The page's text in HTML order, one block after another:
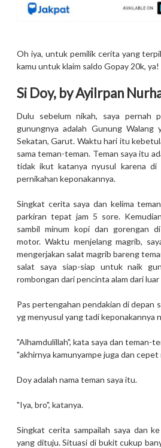
Oh iya, untuk pemilik cerita yang
kamu untuk klaim saldo Gopay 20k, ya!
Si Doy, by Ayilrpan
Dulu sebelum nikah, saya pernah
gunungnya adalah Gunung
Sekatan, Garut. Waktu hari itu
sama teman-teman. Teman saya itu
tidak ikut katanya nyusul karena di
pernikahan keponakannya.
Singkat cerita saya dan kelima
parkiran tepat jam 5 sore.
sambil minum kopi dan gorengan
motor. Waktu menjelang magrib,
mengerjakan salat magrib bareng
salat saya siap-siap untuk naik
rombongan dari pencinta alam dari
Pas pertengahan pendakian di depan
yg menyusul yang tadi keponakannya
"Alhamdulillah", kata saya dan teman-
"akhirnya kamunyampe juga dan cepet
Doy adalah nama teman saya itu.
"Iya, bro", katanya.
Singkat cerita sampailah saya dan
yang dituju. Situasi di bukit cukup